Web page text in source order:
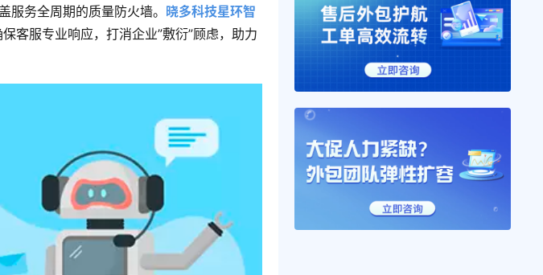
服务全周期的质量防火墙。 晓多科技星环智
客服专业响应，打消企业”敷衍”顾虑，助力